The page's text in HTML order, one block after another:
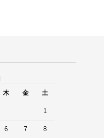
木 金 土
1
6 7 8